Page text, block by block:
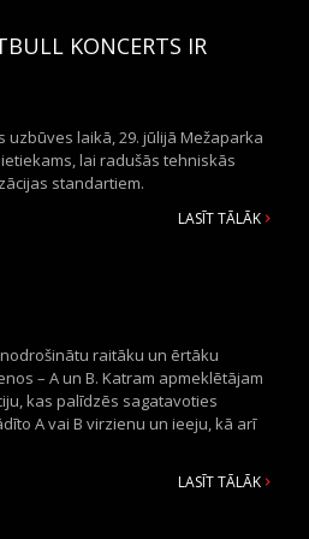
KONCERTS IR
laikā, 29. jūlijā Mežaparka
lai radušās tehniskās
standartiem.
LASĪT TĀLĀK
raitāku un ērtāku
– A un B. Katram apmeklētājam
kas palīdzēs sagatavoties
A vai B virzienu un ieeju, kā arī
LASĪT TĀLĀK